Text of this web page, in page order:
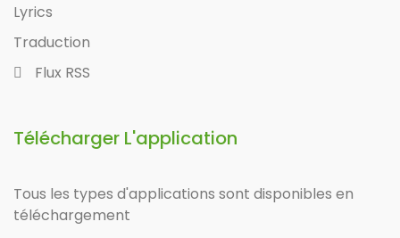
Lyrics
Traduction
Flux RSS
Télécharger L'application
Tous les types d'applications sont disponibles en
téléchargement